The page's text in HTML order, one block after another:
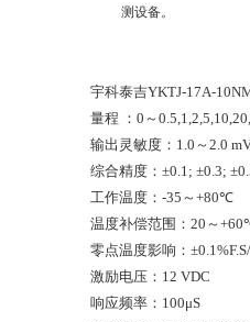
测设备。
宇科泰吉YKTJ-17A-
量程 ： 0 ～
输出灵敏度： 1.0 ～ 2.0
综合精度： ±0.1; ±0.3;
工作温度： -35 ～ +80℃
温度补偿范围： 20 ～ +60
零点温度影响：
激励电压： 12 VDC
响应频率： 100μS